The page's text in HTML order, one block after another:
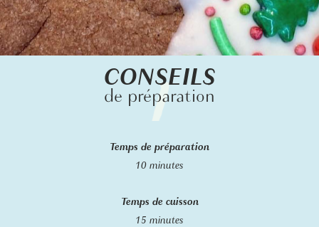
CONSEILS
de préparation
Temps de préparation
10 minutes
Temps de cuisson
15 minutes